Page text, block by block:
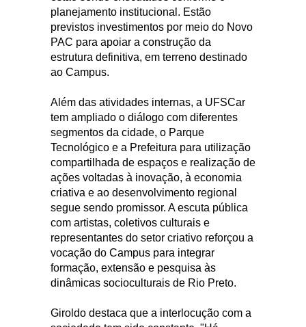
planejamento institucional. Estão
previstos investimentos por meio do Novo
PAC para apoiar a construção da
estrutura definitiva, em terreno destinado
ao Campus.
Além das atividades internas, a UFSCar
tem ampliado o diálogo com diferentes
segmentos da cidade, o Parque
Tecnológico e a Prefeitura para utilização
compartilhada de espaços e realização de
ações voltadas à inovação, à economia
criativa e ao desenvolvimento regional
segue sendo promissor. A escuta pública
com artistas, coletivos culturais e
representantes do setor criativo reforçou a
vocação do Campus para integrar
formação, extensão e pesquisa às
dinâmicas socioculturais de Rio Preto.
Giroldo destaca que a interlocução com a